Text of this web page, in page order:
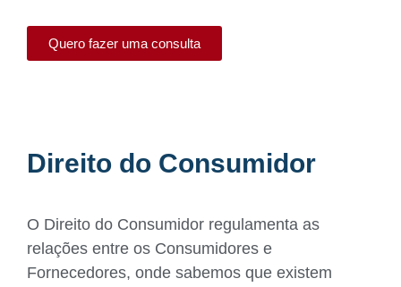
Quero fazer uma consulta
Direito do Consumidor
O Direito do Consumidor regulamenta as
relações entre os Consumidores e
Fornecedores, onde sabemos que existem